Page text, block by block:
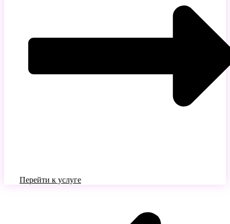
Перейти к услуге